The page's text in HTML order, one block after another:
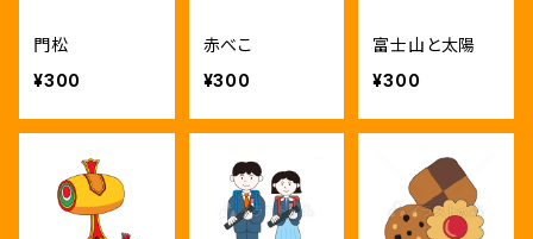
門松
¥300
赤べこ
¥300
富士山と太陽
¥300